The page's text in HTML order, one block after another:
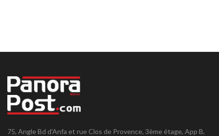
75, Angle Bd d'Anfa et rue Clos de Provence, 3ème étage, App B,